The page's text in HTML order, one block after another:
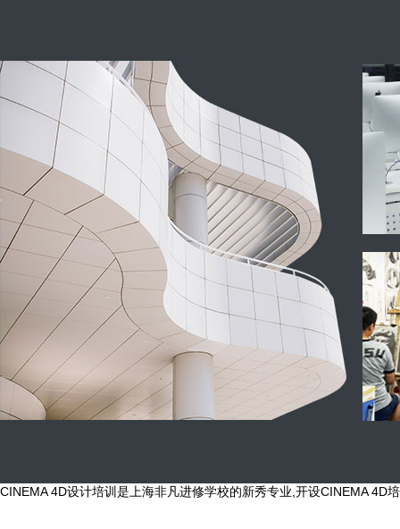
CINEMA 4D设计培训是上海非凡进修学校的新秀专业,开设CINEMA